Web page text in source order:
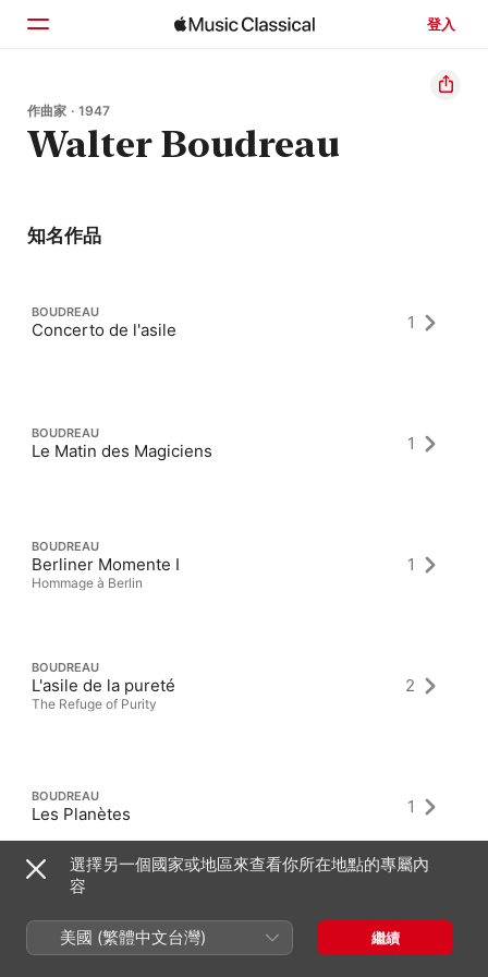
登入
首頁
瀏覽
作曲家 · 1947
Walter Boudreau
知名作品
BOUDREAU
Concerto de l'asile 1
BOUDREAU
Le Matin des Magiciens 1
BOUDREAU
Berliner Momente I
Hommage à Berlin
1
BOUDREAU
L'asile de la pureté
The Refuge of Purity
2
BOUDREAU
Les Planètes 1
選擇另一個國家或地區來查看你所在地點的專屬內
容
美國 (繁體中文台灣) 繼續